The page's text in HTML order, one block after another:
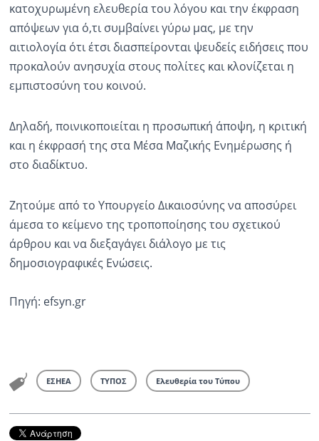
κατοχυρωμένη ελευθερία του λόγου και την έκφραση
απόψεων για ό,τι συμβαίνει γύρω μας, με την
αιτιολογία ότι έτσι διασπείρονται ψευδείς ειδήσεις που
προκαλούν ανησυχία στους πολίτες και κλονίζεται η
εμπιστοσύνη του κοινού.
Δηλαδή, ποινικοποιείται η προσωπική άποψη, η κριτική
και η έκφρασή της στα Μέσα Μαζικής Ενημέρωσης ή
στο διαδίκτυο.
Ζητούμε από το Υπουργείο Δικαιοσύνης να αποσύρει
άμεσα το κείμενο της τροποποίησης του σχετικού
άρθρου και να διεξαγάγει διάλογο με τις
δημοσιογραφικές Ενώσεις.
Πηγή: efsyn.gr
ΕΣΗΕΑ ΤΥΠΟΣ Ελευθερία του Τύπου